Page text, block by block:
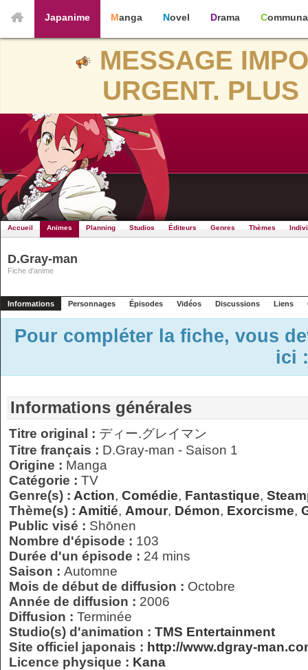
Japanime Manga Novel Drama
MESSAGE
URGENT.
Accueil Animes Planning Studios Éditeurs Genres Thèmes
D.Gray-man
Fiche d'anime
Informations Personnages Épisodes Vidéos Discussions Liens
Pour compléter la fiche, vous
ici
Informations générales
Titre original : ディー.グレイマン
Titre français : D.Gray-man - Saison 1
Origine : Manga
Catégorie : TV
Genre(s) : Action, Comédie, Fantastique,
Thème(s) : Amitié, Amour, Démon, Exorcisme,
Public visé : Shōnen
Nombre d'épisode : 103
Durée d'un épisode : 24 mins
Saison : Automne
Mois de début de diffusion : Octobre
Année de diffusion : 2006
Diffusion : Terminée
Studio(s) d'animation : TMS Entertainment
Site officiel japonais : http://www.dgray-
Licence physique : Kana